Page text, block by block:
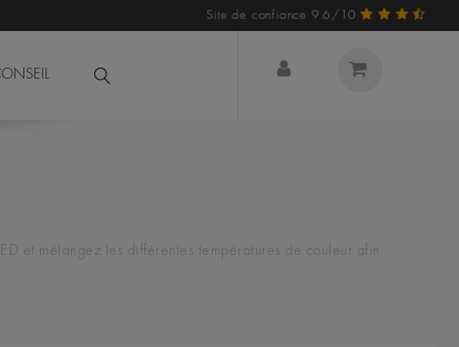
Site de confiance 9.6/10
et mélangez les différentes températures de couleur afin